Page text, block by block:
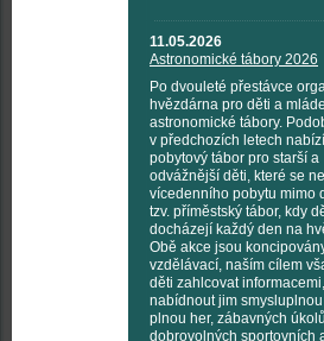
11.05.2026
Astronomické tábory 2026
Po dvouleté přestávce
hvězdárna pro děti a
astronomické tábory.
v předchozích letech
pobytový tábor pro starší a
odvážnější děti, které se
vícedenního pobytu mimo
tzv. příměstský tábor, kdy
docházejí každý den na
Obě akce jsou
vzdělávací, naším cílem
děti zahlcovat
nabídnout jim
plnou her, zábavných
dobrovolných sportovních